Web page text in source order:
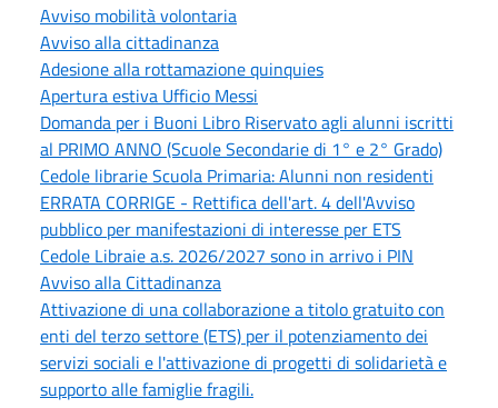
Avviso mobilità volontaria
Avviso alla cittadinanza
Adesione alla rottamazione quinquies
Apertura estiva Ufficio Messi
Domanda per i Buoni Libro Riservato agli alunni iscritti
al PRIMO ANNO (Scuole Secondarie di 1° e 2° Grado)
Cedole librarie Scuola Primaria: Alunni non residenti
ERRATA CORRIGE - Rettifica dell'art. 4 dell'Avviso
pubblico per manifestazioni di interesse per ETS
Cedole Libraie a.s. 2026/2027 sono in arrivo i PIN
Avviso alla Cittadinanza
Attivazione di una collaborazione a titolo gratuito con
enti del terzo settore (ETS) per il potenziamento dei
servizi sociali e l'attivazione di progetti di solidarietà e
supporto alle famiglie fragili.